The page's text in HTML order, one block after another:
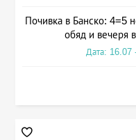
Почивка в Банско: 4=5
обяд и вечеря
Дата: 16.07